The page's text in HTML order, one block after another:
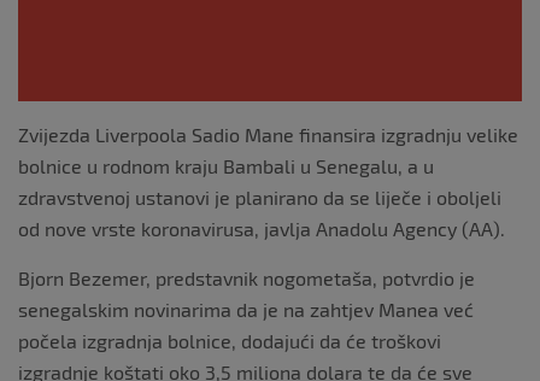
Zvijezda Liverpoola Sadio Mane finansira izgradnju velike
bolnice u rodnom kraju Bambali u Senegalu, a u
zdravstvenoj ustanovi je planirano da se liječe i oboljeli
od nove vrste koronavirusa, javlja Anadolu Agency (AA).
Bjorn Bezemer, predstavnik nogometaša, potvrdio je
senegalskim novinarima da je na zahtjev Manea već
počela izgradnja bolnice, dodajući da će troškovi
izgradnje koštati oko 3,5 miliona dolara te da će sve